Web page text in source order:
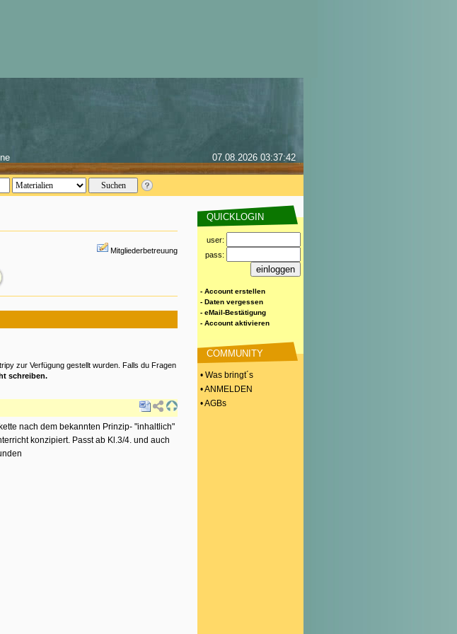
07.08.2026 03:37:42
Mitgliederbetreuung
zur Verfügung gestellt wurden. Falls du Fragen
schreiben.
nach dem bekannten Prinzip- "inhaltlich"
konzipiert. Passt ab Kl.3/4. und auch
QUICKLOGIN
user:
pass:
- Account erstellen
- Daten vergessen
- eMail-Bestätigung
- Account aktivieren
COMMUNITY
• Was bringt´s
• ANMELDEN
• AGBs